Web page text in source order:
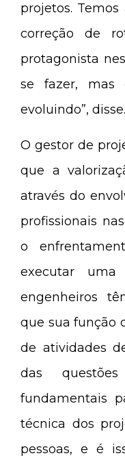
projetos.
correção de
protagonista
se fazer, mas
evoluindo”, disse.
O gestor de
que a
através do
profissionais
o
executar uma
engenheiros
que sua função
de atividades
das
fundamentais
técnica dos
pessoas, e é